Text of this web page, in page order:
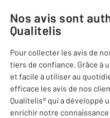
Nos avis sont
Qualitelis
Pour collecter les avis de
tiers de confiance. Grâce à
et facile à utiliser au
efficace les avis de nos
Qualitelis® qui a développé
enrichir notre